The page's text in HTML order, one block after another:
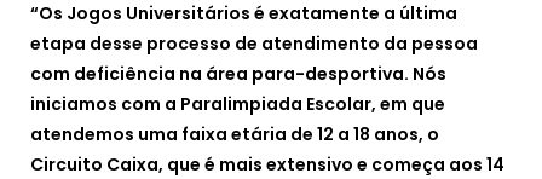
“Os Jogos Universitários é exatamente a última
etapa desse processo de atendimento da pessoa
com deficiência na área para-desportiva. Nós
iniciamos com a Paralimpiada Escolar, em que
atendemos uma faixa etária de 12 a 18 anos, o
Circuito Caixa, que é mais extensivo e começa aos 14